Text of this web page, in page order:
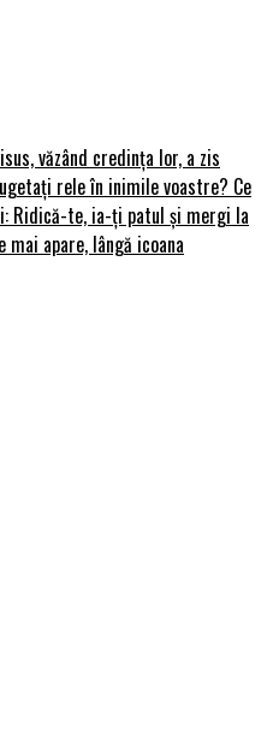
văzând credința lor, a zis
rele în inimile voastre? Ce
Ridică-te, ia-ți patul și mergi la
apare, lângă icoana